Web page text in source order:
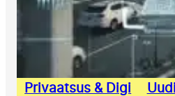
Privaatsus & Digi